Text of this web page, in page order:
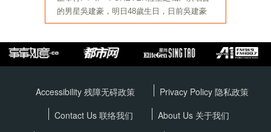
Accessibility 残障无碍政策 Privacy Policy 隐私政策
Contact Us 联络我们
About Us 关于我们